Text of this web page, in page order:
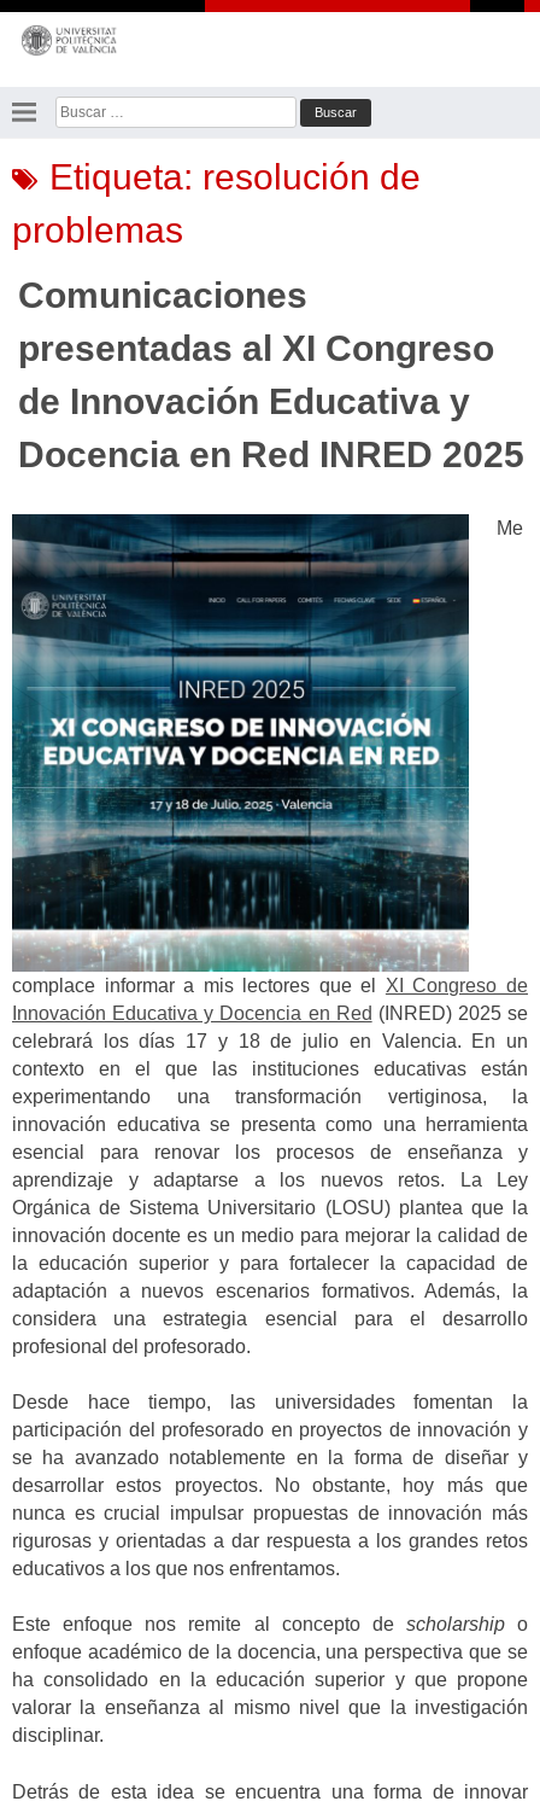
Saltar
contenido
Buscar:
Etiqueta: resolución de
problemas
Comunicaciones
presentadas al XI Congreso
de Innovación Educativa y
Docencia en Red INRED 2025
Me
complace informar a mis lectores que el XI Congreso de
Innovación Educativa y Docencia en Red (INRED) 2025 se
celebrará los días 17 y 18 de julio en Valencia. En un
contexto en el que las instituciones educativas están
experimentando una transformación vertiginosa, la
innovación educativa se presenta como una herramienta
esencial para renovar los procesos de enseñanza y
aprendizaje y adaptarse a los nuevos retos. La Ley
Orgánica de Sistema Universitario (LOSU) plantea que la
innovación docente es un medio para mejorar la calidad de
la educación superior y para fortalecer la capacidad de
adaptación a nuevos escenarios formativos. Además, la
considera una estrategia esencial para el desarrollo
profesional del profesorado.
Desde hace tiempo, las universidades fomentan la
participación del profesorado en proyectos de innovación y
se ha avanzado notablemente en la forma de diseñar y
desarrollar estos proyectos. No obstante, hoy más que
nunca es crucial impulsar propuestas de innovación más
rigurosas y orientadas a dar respuesta a los grandes retos
educativos a los que nos enfrentamos.
Este enfoque nos remite al concepto de scholarshipo
enfoque académico de la docencia, una perspectiva que se
ha consolidado en la educación superior y que propone
valorar la enseñanza al mismo nivel que la investigación
disciplinar.
Detrás de esta idea se encuentra una forma de innovar